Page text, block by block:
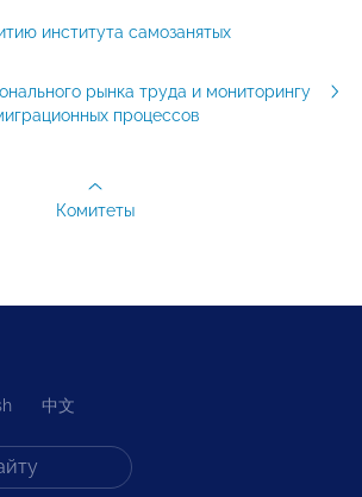
института самозанятых
рынка труда и мониторингу
процессов
Комитеты
中文